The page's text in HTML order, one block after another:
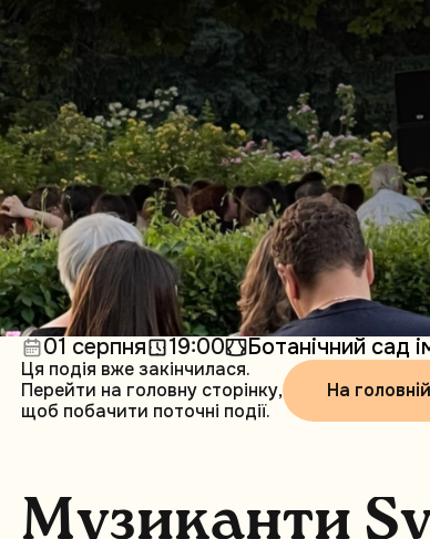
01 серпня 19:00 Ботанічний сад
Ця подія вже закінчилася.
Перейти на головну сторінку,
щоб побачити поточні події.
На
Музиканти S